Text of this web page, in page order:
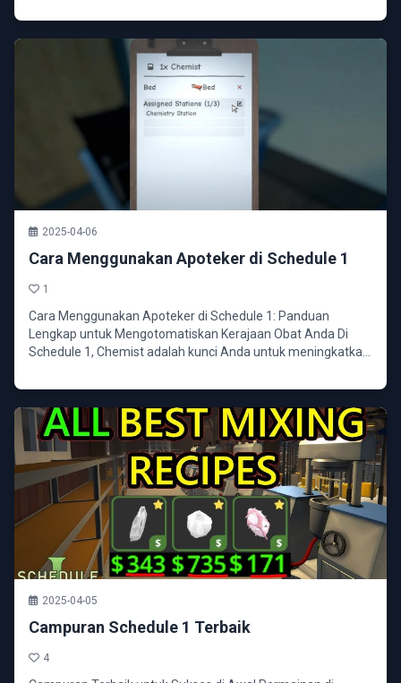
2025-04-06
Cara Menggunakan Apoteker di Schedule 1
1
Cara Menggunakan Apoteker di Schedule 1: Panduan
Lengkap untuk Mengotomatiskan Kerajaan Obat Anda Di
Schedule 1, Chemist adalah kunci Anda untuk meningkatkan
2025-04-05
Campuran Schedule 1 Terbaik
4